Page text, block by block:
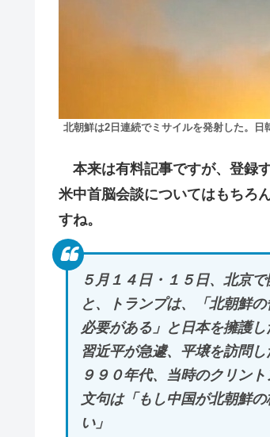
北朝鮮は2日連続でミサイルを発射した。日
本来は有料記事ですが、登録
米中首脳会談についてはもちろ
すね。
５月１４日・１５日、北京
と、トランプは、「北朝鮮
必要がある」と日本を擁護し
習近平が急遽、平壌を訪問
９９０年代、当時のクリン
文句は「もし中国が北朝鮮
い」